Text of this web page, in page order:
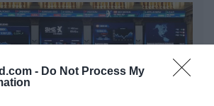
- Do Not Process My